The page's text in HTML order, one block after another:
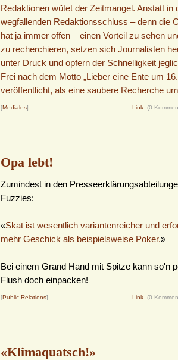
Redaktionen wütet der Zeitmangel. Anstatt in
wegfallenden Redaktionsschluss – denn die
hat ja immer offen – einen Vorteil zu sehen
zu recherchieren, setzen sich Journalisten
unter Druck und opfern der Schnelligkeit
Frei nach dem Motto „Lieber eine Ente um
veröffentlicht, als eine saubere Recherche
[Mediales] Link (0
Opa lebt!
Zumindest in den
Fuzzies:
«Skat ist wesentlich variantenreicher und
mehr Geschick als beispielsweise Poker.»
Bei einem Grand Hand mit Spitze kann so'n
Flush doch einpacken!
[Public Relations] Link (0
«Klimaquatsch!»